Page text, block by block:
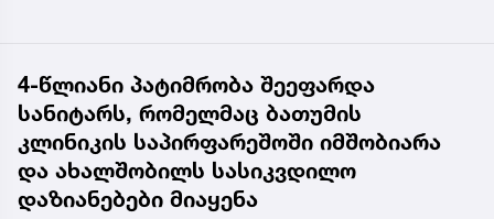
4-წლიანი პატიმრობა შეეფარდა
სანიტარს, რომელმაც ბათუმის
კლინიკის საპირფარეშოში იმშობიარა
და ახალშობილს სასიკვდილო
დაზიანებები მიაყენა